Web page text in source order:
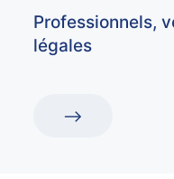
Professionnels,
légales